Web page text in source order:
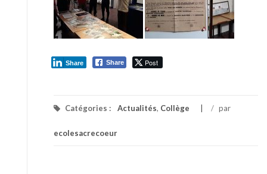
Share Post
Share
Catégories : Actualités, Collège / par
ecolesacrecoeur